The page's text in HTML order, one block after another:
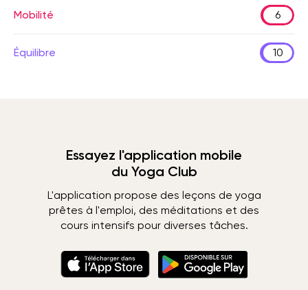
Mobilité 6
Équilibre 10
Essayez l'application mobile
du Yoga Club
L'application propose des leçons de yoga
prêtes à l'emploi, des méditations et des
cours intensifs pour diverses tâches.